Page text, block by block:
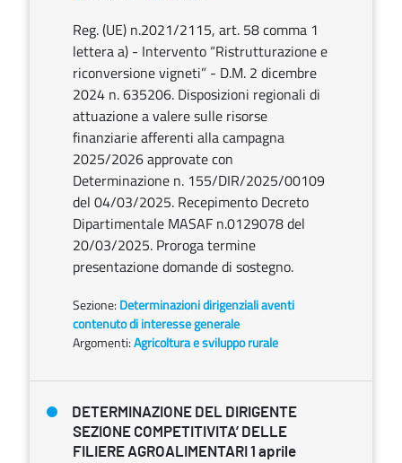
Reg. (UE) n.2021/2115, art. 58 comma 1
lettera a) - Intervento “Ristrutturazione e
riconversione vigneti” - D.M. 2 dicembre
2024 n. 635206. Disposizioni regionali di
attuazione a valere sulle risorse
finanziarie afferenti alla campagna
2025/2026 approvate con
Determinazione n. 155/DIR/2025/00109
del 04/03/2025. Recepimento Decreto
Dipartimentale MASAF n.0129078 del
20/03/2025. Proroga termine
presentazione domande di sostegno.
Sezione: Determinazioni dirigenziali aventi
contenuto di interesse generale
Argomenti:Agricoltura e sviluppo rurale
DETERMINAZIONE DEL DIRIGENTE
SEZIONE COMPETITIVITA’ DELLE
FILIERE AGROALIMENTARI 1 aprile